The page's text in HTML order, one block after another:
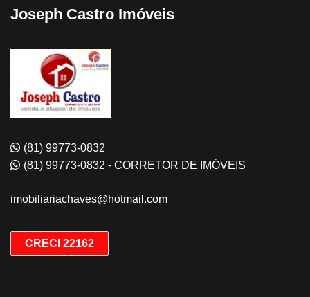
Joseph Castro Imóveis
(81) 99773-0832
(81) 99773-0832 - CORRETOR DE IMÓVEIS
imobiliariachaves@hotmail.com
CRECI 22162